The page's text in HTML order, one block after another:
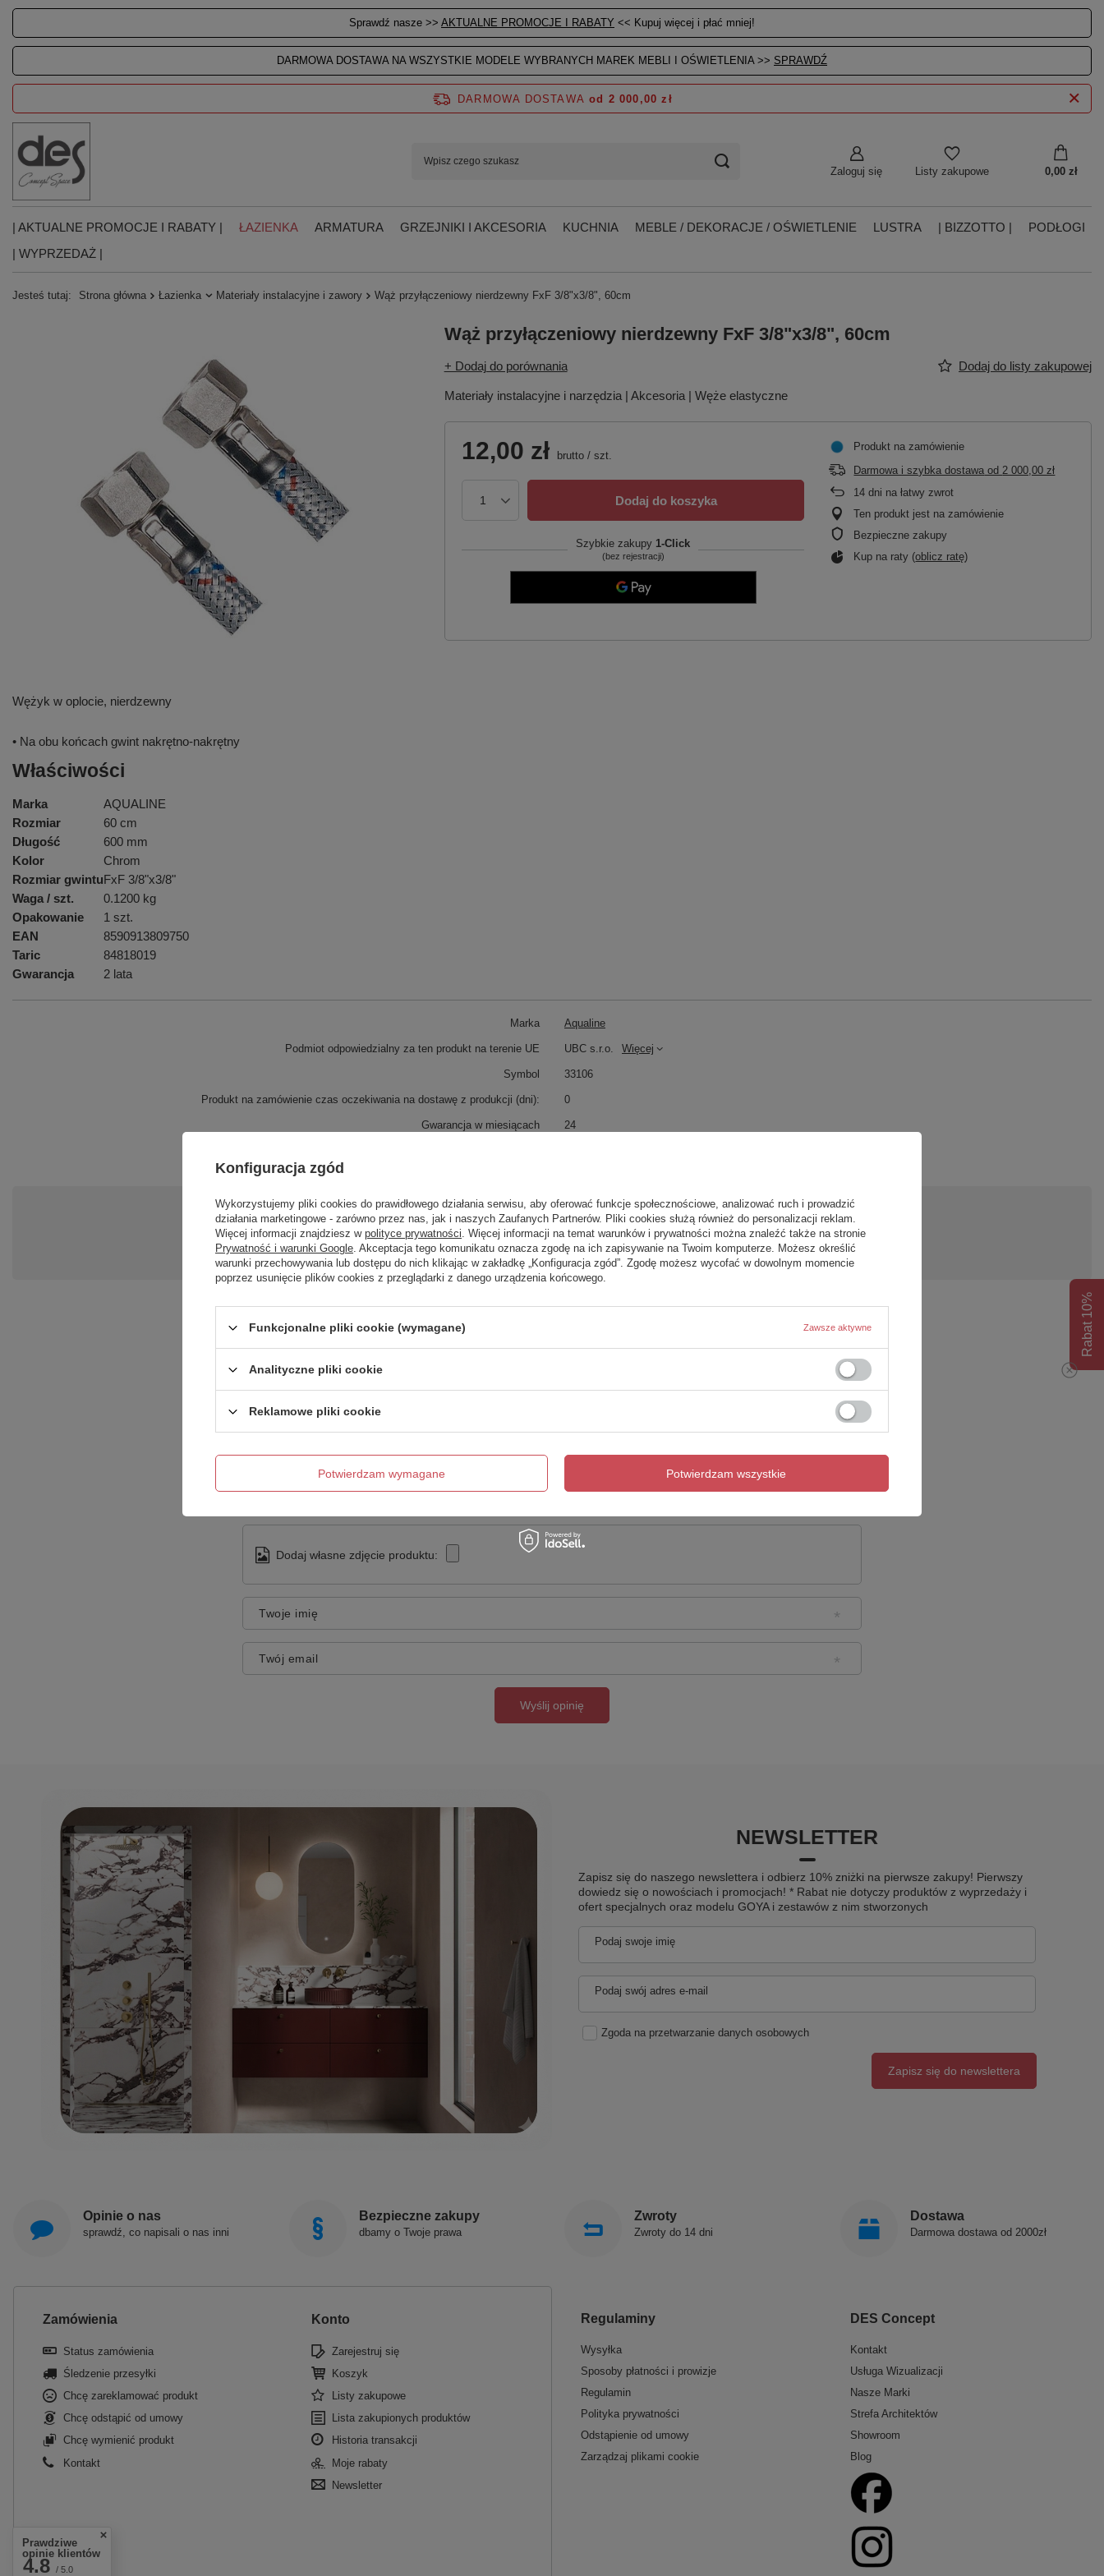
Sprawdź nasze >> AKTUALNE PROMOCJE I RABATY << Kupuj więcej i płać mniej!
DARMOWA DOSTAWA NA WSZYSTKIE MODELE WYBRANYCH MAREK MEBLI I OŚWIETLENIA >> SPRAWDŹ
Zaloguj się Listy zakupowe 0,00 zł
DARMOWA DOSTAWA od 2 000,00 zł
| AKTUALNE PROMOCJE I RABATY | ŁAZIENKA ARMATURA GRZEJNIKI I AKCESORIA KUCHNIA MEBLE / DEKORACJE / OŚWIETLENIE LUSTRA | BIZZOTTO |
PODŁOGI
| WYPRZEDAŻ |
Jesteś tutaj: Strona główna Łazienka Materiały instalacyjne i zawory Wąż przyłączeniowy nierdzewny FxF 3/8"x3/8", 60cm
Wąż przyłączeniowy nierdzewny FxF 3/8"x3/8", 60cm
+ Dodaj do porównania Dodaj do listy zakupowej
Materiały instalacyjne i narzędzia | Akcesoria | Węże elastyczne
12,00 zł brutto/ szt.
Dodaj do koszyka
Szybkie zakupy 1-Click
(bez rejestracji)
Produkt na zamówienie
Darmowa i szybka dostawa od2 000,00 zł
14 dni na łatwy zwrot
Ten produkt jest na zamówienie
Bezpieczne zakupy
Kup na raty (oblicz ratę)
Wężyk w oplocie, nierdzewny
• Na obu końcach gwint nakrętno-nakrętny
Właściwości
Marka
AQUALINE
Rozmiar
60 cm
Długość
600 mm
Kolor
Chrom
Rozmiar gwintuFxF 3/8"x3/8"
Waga / szt.
0.1200 kg
Opakowanie
1 szt.
EAN
8590913809750
Taric
84818019
Gwarancja
2 lata
Marka Aqualine
Podmiot odpowiedzialny za ten produkt na terenie UE UBC s.r.o. Więcej
Symbol 33106
Produkt na zamówienie czas oczekiwania na dostawę z produkcji (dni): 0
Gwarancja w miesiącach 24
Potrzebujesz pomocy? Masz pytania?
Zadaj pytanie a my odpowiemy niezwłocznie, najciekawsze pytania i odpowiedzi publikując dla
innych.
Zadaj pytanie
Napisz swoją opinię
5/5
Dodaj własne zdjęcie produktu:
Twoje imię
Twój email
Wyślij opinię
NEWSLETTER
Zapisz się do naszego newslettera i odbierz 10% zniżki na pierwsze zakupy! Pierwszy
dowiedz się o nowościach i promocjach! * Rabat nie dotyczy produktów z wyprzedaży i
ofert specjalnych oraz modelu GOYA i zestawów z nim stworzonych
Podaj swoje imię
Podaj swój adres e-mail
Zgoda na przetwarzanie danych osobowych
Zapisz się do newslettera
Opinie o nas
sprawdź, co napisali o nas inni
Bezpieczne zakupy
dbamy o Twoje prawa
Zwroty
Zwroty do 14 dni
Dostawa
Darmowa dostawa od 2000zł
Zamówienia
Status zamówienia
Śledzenie przesyłki
Chcę zareklamować produkt
Chcę odstąpić od umowy
Chcę wymienić produkt
Kontakt
Konto
Zarejestruj się
Koszyk
Listy zakupowe
Lista zakupionych produktów
Historia transakcji
Moje rabaty
Newsletter
Regulaminy
Wysyłka
Sposoby płatności i prowizje
Regulamin
Polityka prywatności
Odstąpienie od umowy
Zarządzaj plikami cookie
DES Concept
Kontakt
Usługa Wizualizacji
Nasze Marki
Strefa Architektów
Showroom
Blog
Prawdziwe
opinie klientów
4.8 / 5.0
Rabat 10%
Konfiguracja zgód
Wykorzystujemy pliki cookies do prawidłowego działania serwisu, aby oferować funkcje społecznościowe, analizować ruch i prowadzić
działania marketingowe - zarówno przez nas, jak i naszych Zaufanych Partnerów. Pliki cookies służą również do personalizacji reklam.
Więcej informacji znajdziesz w polityce prywatności. Więcej informacji na temat warunków i prywatności można znaleźć także na stronie
Prywatność i warunki Google. Akceptacja tego komunikatu oznacza zgodę na ich zapisywanie na Twoim komputerze. Możesz określić
warunki przechowywania lub dostępu do nich klikając w zakładkę „Konfiguracja zgód”. Zgodę możesz wycofać w dowolnym momencie
poprzez usunięcie plików cookies z przeglądarki z danego urządzenia końcowego.
Funkcjonalne pliki cookie (wymagane) Zawsze aktywne
Analityczne pliki cookie
Reklamowe pliki cookie
Potwierdzam wymagane Potwierdzam wszystkie